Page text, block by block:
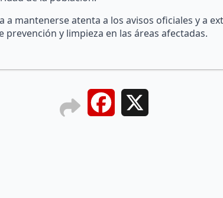
a mantenerse atenta a los avisos oficiales y a
prevención y limpieza en las áreas afectadas.
Facebook